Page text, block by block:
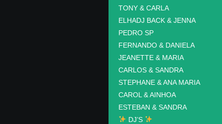
TONY & CARLA
ELHADJ BACK & JENNA
PEDRO SP
FERNANDO & DANIELA
JEANETTE & MARIA
CARLOS & SANDRA
STEPHANE & ANA MARIA
CAROL & AINHOA
ESTEBAN & SANDRA
DJ’S